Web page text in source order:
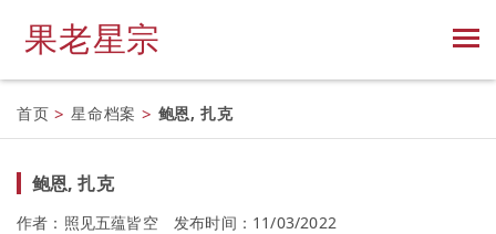
果老星宗
首页 > 星命档案 > 鲍恩, 扎克
鲍恩, 扎克
作者：照见五蕴皆空
发布时间：11/03/2022